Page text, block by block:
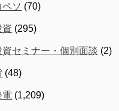
ペソ (70)
資 (295)
資セミナー・個別面談 (2)
(48)
電 (1,209)